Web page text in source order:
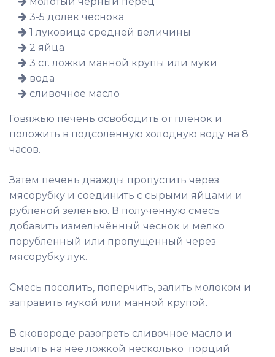
3-5 долек чеснока
1 луковица средней величины
2 яйца
3 ст. ложки манной крупы или муки
вода
сливочное масло
Говяжью печень освободить от плёнок и
положить в подсоленную холодную воду на 8
часов.
Затем печень дважды пропустить через
мясорубку и соединить с сырыми яйцами и
рубленой зеленью. В полученную смесь
добавить измельчённый чеснок и мелко
порубленный или пропущенный через
мясорубку лук.
Смесь посолить, поперчить, залить молоком и
заправить мукой или манной крупой.
В сковороде разогреть сливочное масло и
вылить на неё ложкой несколько порций